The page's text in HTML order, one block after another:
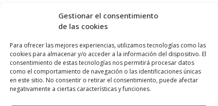
Gestionar el consentimiento
de las cookies
Para ofrecer las mejores experiencias, utilizamos tecnologías como las
cookies para almacenar y/o acceder a la información del dispositivo. El
consentimiento de estas tecnologías nos permitirá procesar datos
como el comportamiento de navegación o las identificaciones únicas
en este sitio. No consentir o retirar el consentimiento, puede afectar
negativamente a ciertas características y funciones.
by QM.
Inicio